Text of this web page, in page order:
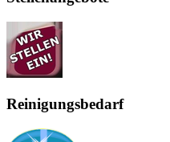
Reinigungsbedarf